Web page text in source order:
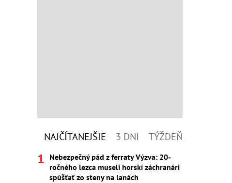
NAJČÍTANEJŠIE 3 DNI TÝŽDEŇ
Nebezpečný pád z ferraty Výzva: 20-
ročného lezca museli horskí záchranári
spúšťať zo steny na lanách